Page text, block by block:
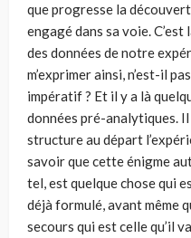
que progresse la
engagé dans sa voie.
des données de notre
m’exprimer ainsi, n’est-il
impératif ? Et il y a là
données pré-analytiques. Il
structure au départ
savoir que cette énigme
tel, est quelque chose qui
déjà formulé, avant même
secours qui est celle qu’il